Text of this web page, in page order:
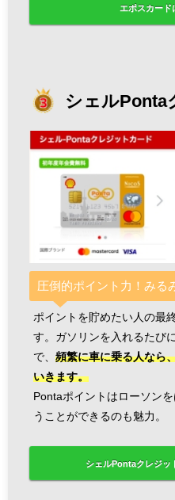
エポスカード
シェルPonta
圧倒的ポイント力！みる
ポイントを貯めたい人の最
す。ガソリンを入れるたび
で、 頻繁に車に乗る人なら
いきます。
Pontaポイントはローソン
うことができるのも魅力。
シェルPontaクレジッ